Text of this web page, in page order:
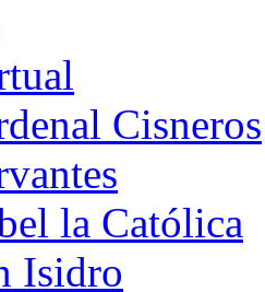
Cisneros
la Católica
Isidro